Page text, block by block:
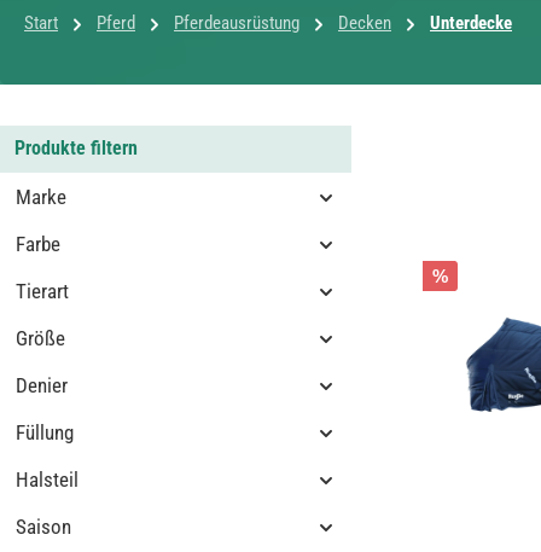
Start Pferd Pferdeausrüstung Decken Unterdecke
Produkte filtern
Marke
Farbe
Tierart
Größe
Denier
Füllung
Halsteil
Saison
%